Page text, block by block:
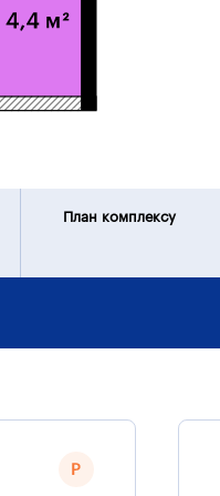
План комплексу